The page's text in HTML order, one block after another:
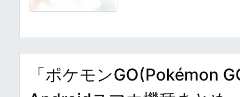
「ポケモンGO(Pokémon